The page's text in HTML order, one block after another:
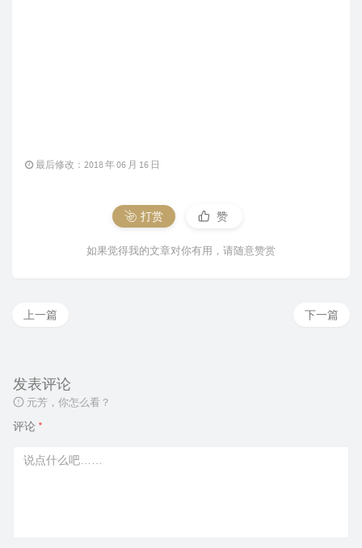
最后修改：2018 年 06 月 16 日
打赏 赞
如果觉得我的文章对你有用，请随意赞赏
下一篇
上一篇
发表评论
元芳，你怎么看？
评论 *